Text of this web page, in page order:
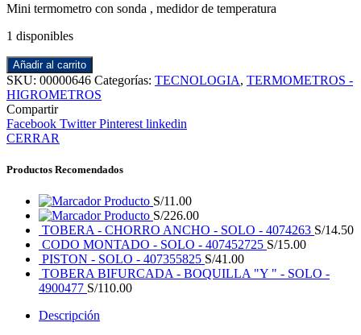
Mini termometro con sonda , medidor de temperatura
1 disponibles
Añadir al carrito
SKU: 00000646 Categorías: TECNOLOGIA, TERMOMETROS -
HIGROMETROS
Compartir
Facebook Twitter Pinterest linkedin
CERRAR
Productos Recomendados
Producto S/11.00
Producto S/226.00
TOBERA - CHORRO ANCHO - SOLO - 4074263 S/14.50
CODO MONTADO - SOLO - 407452725 S/15.00
PISTON - SOLO - 407355825 S/41.00
TOBERA BIFURCADA - BOQUILLA "Y " - SOLO -
4900477 S/110.00
Descripción